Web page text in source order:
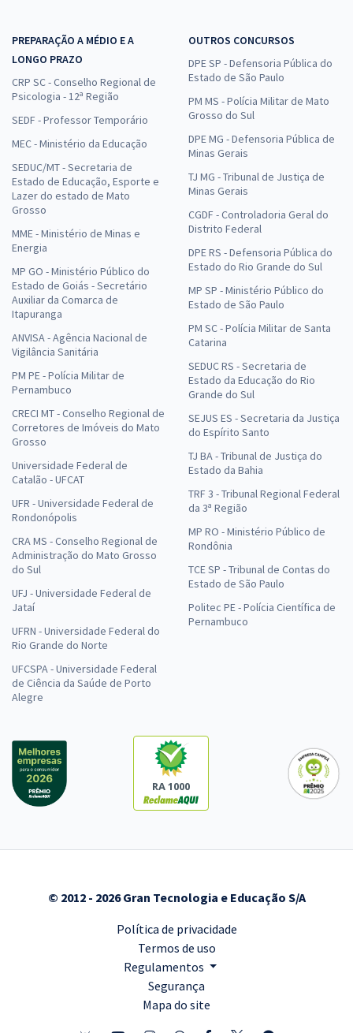
PREPARAÇÃO A MÉDIO E A
LONGO PRAZO
CRP SC - Conselho Regional de
Psicologia - 12ª Região
SEDF - Professor Temporário
MEC - Ministério da Educação
SEDUC/MT - Secretaria de
Estado de Educação, Esporte e
Lazer do estado de Mato
Grosso
MME - Ministério de Minas e
Energia
MP GO - Ministério Público do
Estado de Goiás - Secretário
Auxiliar da Comarca de
Itapuranga
ANVISA - Agência Nacional de
Vigilância Sanitária
PM PE - Polícia Militar de
Pernambuco
CRECI MT - Conselho Regional de
Corretores de Imóveis do Mato
Grosso
Universidade Federal de
Catalão - UFCAT
UFR - Universidade Federal de
Rondonópolis
CRA MS - Conselho Regional de
Administração do Mato Grosso
do Sul
UFJ - Universidade Federal de
Jataí
UFRN - Universidade Federal do
Rio Grande do Norte
UFCSPA - Universidade Federal
de Ciência da Saúde de Porto
Alegre
OUTROS CONCURSOS
DPE SP - Defensoria Pública do
Estado de São Paulo
PM MS - Polícia Militar de Mato
Grosso do Sul
DPE MG - Defensoria Pública de
Minas Gerais
TJ MG - Tribunal de Justiça de
Minas Gerais
CGDF - Controladoria Geral do
Distrito Federal
DPE RS - Defensoria Pública do
Estado do Rio Grande do Sul
MP SP - Ministério Público do
Estado de São Paulo
PM SC - Polícia Militar de Santa
Catarina
SEDUC RS - Secretaria de
Estado da Educação do Rio
Grande do Sul
SEJUS ES - Secretaria da Justiça
do Espírito Santo
TJ BA - Tribunal de Justiça do
Estado da Bahia
TRF 3 - Tribunal Regional Federal
da 3ª Região
MP RO - Ministério Público de
Rondônia
TCE SP - Tribunal de Contas do
Estado de São Paulo
Politec PE - Polícia Científica de
Pernambuco
RA 1000
© 2012 - 2026 Gran Tecnologia e Educação S/A
Política de privacidade
Termos de uso
Regulamentos
Segurança
Mapa do site